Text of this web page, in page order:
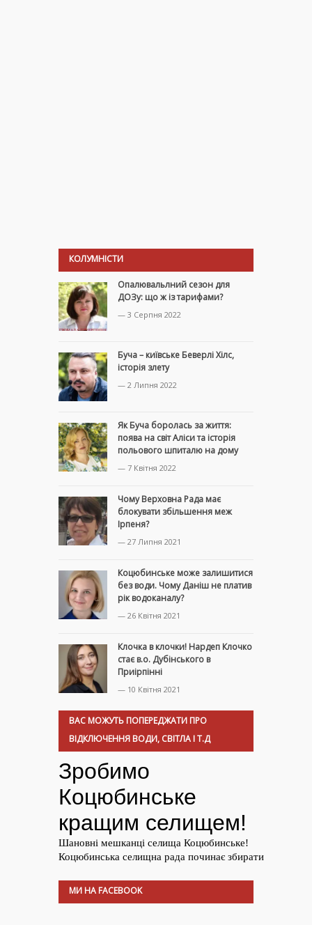
КОЛУМНІСТИ
Опалювальлний сезон для
ДОЗу: що ж із тарифами?
— 3 Серпня 2022
Буча – київське Беверлі Хілс,
історія злету
— 2 Липня 2022
Як Буча боролась за життя:
поява на світ Аліси та історія
польового шпиталю на дому
— 7 Квітня 2022
Чому Верховна Рада має
блокувати збільшення меж
Ірпеня?
— 27 Липня 2021
Коцюбинське може залишитися
без води. Чому Даніш не платив
рік водоканалу?
— 26 Квітня 2021
Клочка в клочки! Нардеп Клочко
стає в.о. Дубінського в
Приірпінні
— 10 Квітня 2021
ВАС МОЖУТЬ ПОПЕРЕДЖАТИ ПРО
ВІДКЛЮЧЕННЯ ВОДИ, СВІТЛА І Т.Д
МИ НА FACEBOOK